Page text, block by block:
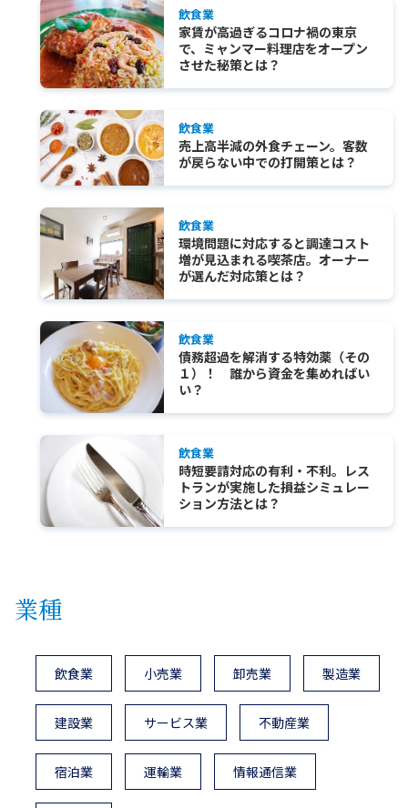
飲食業
家賃が高過ぎるコロナ禍の東京
で、ミャンマー料理店をオープン
させた秘策とは？
飲食業
売上高半減の外食チェーン。客数
が戻らない中での打開策とは？
飲食業
環境問題に対応すると調達コスト
増が見込まれる喫茶店。オーナー
が選んだ対応策とは？
飲食業
債務超過を解消する特効薬（その
１）！ 誰から資金を集めればい
い？
飲食業
時短要請対応の有利・不利。レス
トランが実施した損益シミュレー
ション方法とは？
業種
飲食業 小売業 卸売業 製造業
建設業 サービス業 不動産業
宿泊業 運輸業 情報通信業